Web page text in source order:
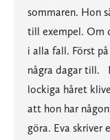
sommaren. Hon
till exempel. Om
i alla fall. Först
några dagar till.
lockiga håret
att hon har
göra. Eva skriver